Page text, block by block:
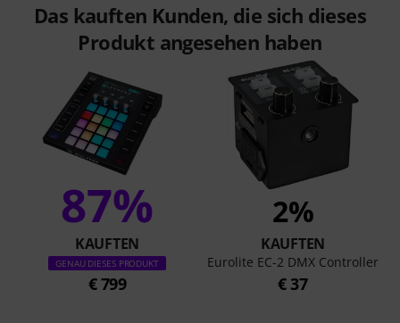
Das kauften Kunden, die sich dieses
Produkt angesehen haben
87%
KAUFTEN
GENAU DIESES PRODUKT
€ 799
2%
KAUFTEN
Eurolite EC-2 DMX Controller
€ 37